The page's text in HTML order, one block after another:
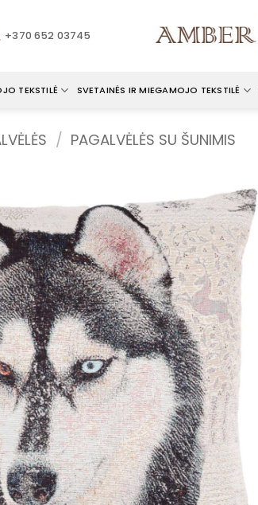
+370 652 03745
TEKSTILĖ SVETAINĖS IR MIEGAMOJO TEKSTILĖ
/ PAGALVĖLĖS SU ŠUNIMIS